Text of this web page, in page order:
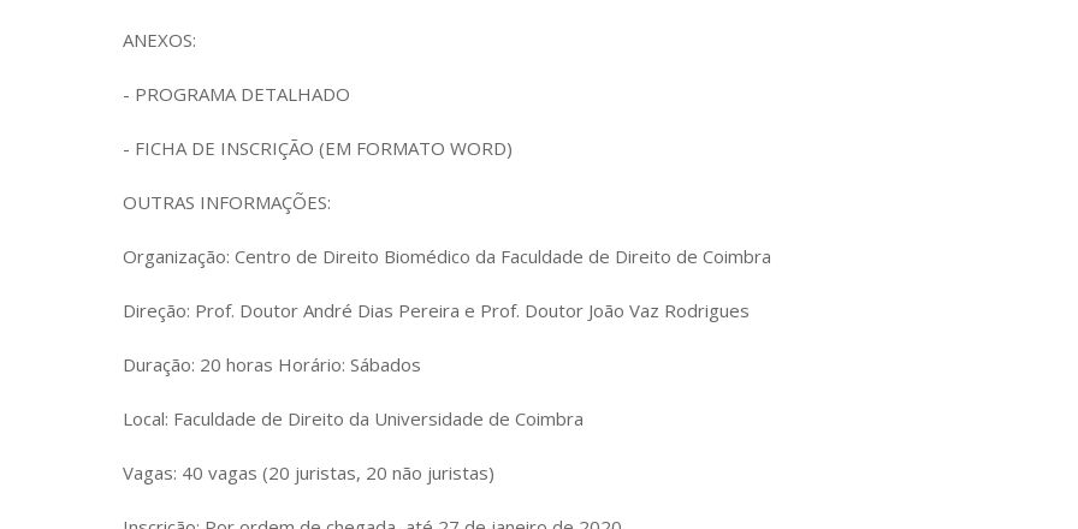
ANEXOS:
- PROGRAMA DETALHADO
- FICHA DE INSCRIÇÃO (EM FORMATO WORD)
OUTRAS INFORMAÇÕES:
Organização: Centro de Direito Biomédico da Faculdade de Direito de Coimbra
Direção: Prof. Doutor André Dias Pereira e Prof. Doutor João Vaz Rodrigues
Duração: 20 horas Horário: Sábados
Local: Faculdade de Direito da Universidade de Coimbra
Vagas: 40 vagas (20 juristas, 20 não juristas)